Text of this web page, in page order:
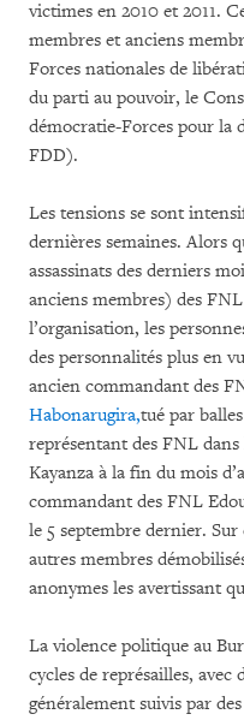
victimes en 2010 et 2011.
membres et anciens
Forces nationales de
du parti au pouvoir, le
démocratie-Forces pour la
FDD).
Les tensions se sont
dernières semaines. Alors
assassinats des derniers
anciens membres) des
l’organisation, les
des personnalités plus en
ancien commandant des
Habonarugira,tué par
représentant des FNL
Kayanza à la fin du mois
commandant des FNL
le 5 septembre dernier.
autres membres
anonymes les avertissant
La violence politique au
cycles de représailles, avec
généralement suivis par